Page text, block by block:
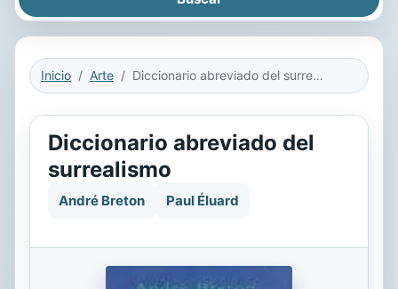
Inicio Arte Diccionario abreviado del surrealismo
Diccionario abreviado del
surrealismo
André Breton Paul Éluard